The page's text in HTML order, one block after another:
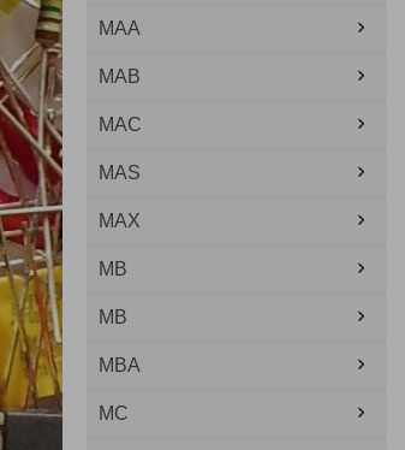
MAA
MAB
MAC
MAS
MAX
MB
MB
MBA
MC